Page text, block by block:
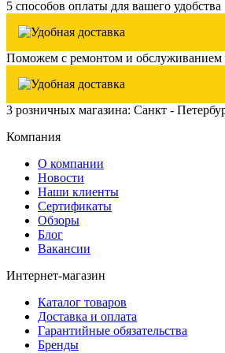
5 способов оплаты для вашего удобства
Поможем с ремонтом и обслуживанием
3 розничных магазина: Санкт -
Компания
О компании
Новости
Наши клиенты
Сертификаты
Обзоры
Блог
Вакансии
Интернет-магазин
Каталог товаров
Доставка и оплата
Гарантийные обязательства
Бренды